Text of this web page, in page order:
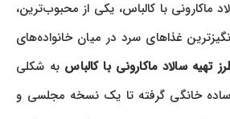
ماکارونی با کالباس، یکی از محبوب‌ترین،
غذاهای سرد در میان خانواده‌های
سالاد ماکارونی با کالباسبه شکلی
خانگی گرفته تا یک نسخه مجلسی و